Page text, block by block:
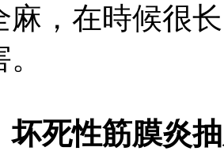
麻，在時候很
坏死性筋膜炎